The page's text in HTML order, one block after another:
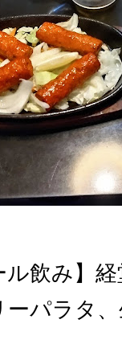
ル飲み】
パラタ、